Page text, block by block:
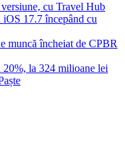
cu Travel Hub
17.7 începând cu
muncă încheiat de CPBR
la 324 milioane lei